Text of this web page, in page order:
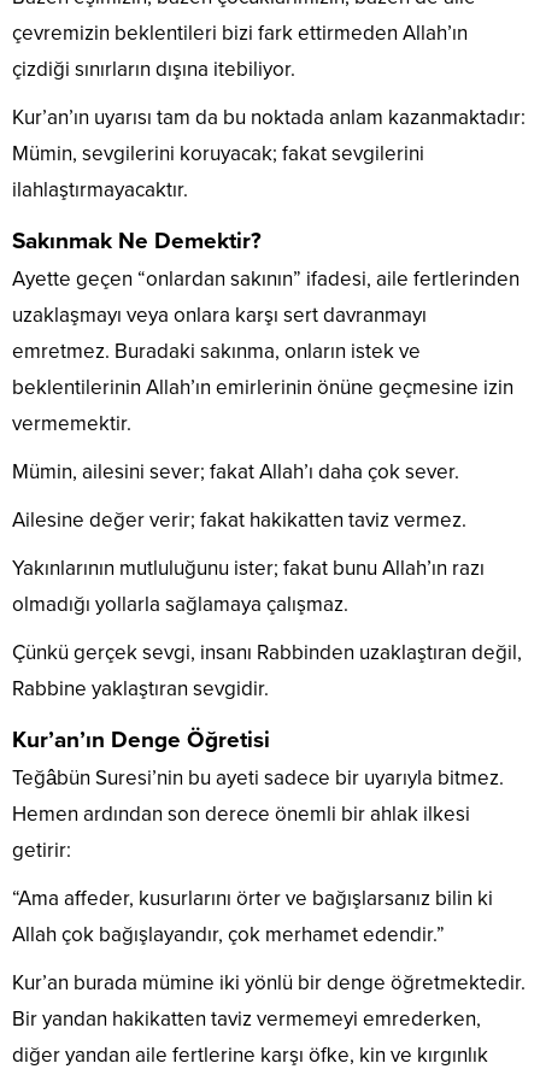
çevremizin beklentileri bizi fark ettirmeden Allah’ın
çizdiği sınırların dışına itebiliyor.
Kur’an’ın uyarısı tam da bu noktada anlam kazanmaktadır:
Mümin, sevgilerini koruyacak; fakat sevgilerini
ilahlaştırmayacaktır.
Sakınmak Ne Demektir?
Ayette geçen “onlardan sakının” ifadesi, aile fertlerinden
uzaklaşmayı veya onlara karşı sert davranmayı
emretmez. Buradaki sakınma, onların istek ve
beklentilerinin Allah’ın emirlerinin önüne geçmesine izin
vermemektir.
Mümin, ailesini sever; fakat Allah’ı daha çok sever.
Ailesine değer verir; fakat hakikatten taviz vermez.
Yakınlarının mutluluğunu ister; fakat bunu Allah’ın razı
olmadığı yollarla sağlamaya çalışmaz.
Çünkü gerçek sevgi, insanı Rabbinden uzaklaştıran değil,
Rabbine yaklaştıran sevgidir.
Kur’an’ın Denge Öğretisi
Teğâbün Suresi’nin bu ayeti sadece bir uyarıyla bitmez.
Hemen ardından son derece önemli bir ahlak ilkesi
getirir:
“Ama affeder, kusurlarını örter ve bağışlarsanız bilin ki
Allah çok bağışlayandır, çok merhamet edendir.”
Kur’an burada mümine iki yönlü bir denge öğretmektedir.
Bir yandan hakikatten taviz vermemeyi emrederken,
diğer yandan aile fertlerine karşı öfke, kin ve kırgınlık